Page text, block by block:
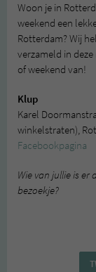
Woon je in
weekend een
Rotterdam? Wij
verzameld in
of weekend van!
Klup
Karel
winkelstraten),
Facebookpagina
Wie van jullie is er
bezoekje?